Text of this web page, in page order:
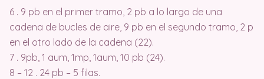
6 . 9 pb en el primer tramo, 2 pb a lo largo de una
cadena de bucles de aire, 9 pb en el segundo tramo, 2 p
en el otro lado de la cadena (22).
7 . 9pb, 1 aum, 1mp, 1aum, 10 pb (24).
8 – 12 . 24 pb – 5 filas.